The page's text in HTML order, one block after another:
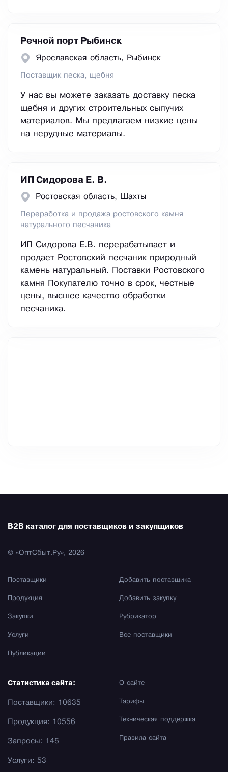
Речной порт Рыбинск
Ярославская область, Рыбинск
Поставщик песка, щебня
У нас вы можете заказать доставку песка
щебня и других строительных сыпучих
материалов. Мы предлагаем низкие цены
на нерудные материалы.
ИП Сидорова Е. В.
Ростовская область, Шахты
Переработка и продажа ростовского камня
натурального песчаника
ИП Сидорова Е.В. перерабатывает и
продает Ростовский песчаник природный
камень натуральный. Поставки Ростовского
камня Покупателю точно в срок, честные
цены, высшее качество обработки
песчаника.
B2B каталог для поставщиков и закупщиков
© «ОптСбыт.Ру», 2026
Поставщики
Продукция
Закупки
Услуги
Публикации
Добавить поставщика
Добавить закупку
Рубрикатор
Все поставщики
О сайте
Тарифы
Техническая поддержка
Правила сайта
Статистика сайта:
Поставщики: 10635
Продукция: 10556
Запросы: 145
Услуги: 53